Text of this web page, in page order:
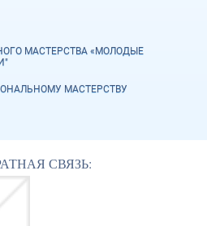
МАСТЕРСТВА «МОЛОДЫЕ
МАСТЕРСТВУ
СВЯЗЬ: